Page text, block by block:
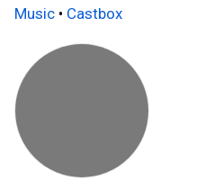
Music • Castbox